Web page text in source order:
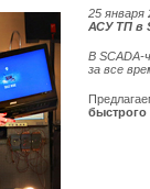
25 января
АСУ ТП в
В SCADA-
за все
быстрого